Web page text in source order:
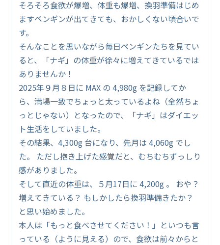
そろそろ食欲が爆増、体重も爆増、換羽準備はじめ
ますペンギンが出てきても、おかしくない頃合いで
す。
そんなことを思いながら毎日ペンギンたちを見てい
ると、「ナギ」の体重が徐々に増えてきているでは
ありませんか！
2025年９月８日に MAX の 4,980g を記録してか
ら、満場一致でちょっと太っているよね（全然ちょ
っとじゃない）となったので、「ナギ」はダイエッ
ト生活をしていました。
その結果、4,300g 台になり、先月は 4,060g でし
た。 ただし抱き上げた感覚だと、むちむちずっしり
感がありました。
そして直近の体重は、５月17日に 4,200g 。 おや？
増えてきている？ もしかしたら換羽準備きたか？
と思い始めました。
本人は「もっと食べさせてください！」といつも言
っている（ように見える）ので、食欲は前々からと